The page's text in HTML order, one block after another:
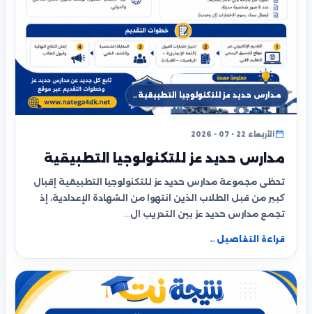
مدارس حديد عز للتكنولوجيا التطبيقية…
الأربعاء 22 - 07 - 2026
مدارس حديد عز للتكنولوجيا التطبيقية
تحظى مجموعة مدارس حديد عز للتكنولوجيا التطبيقية إقبال
كبير من قبل الطلاب الذين انتهوا من الشهادة الإعدادية، إذ
تجمع مدارس حديد عز بين التدريب ال…
قراءة التفاصيل ←